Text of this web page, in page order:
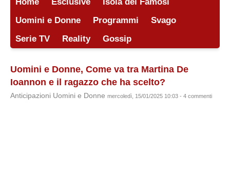
Uomini e Donne
Programmi
Svago
Serie TV
Reality Gossip
Uomini e Donne, Come va tra Martina De
Ioannon e il ragazzo che ha scelto?
Anticipazioni Uomini e Donne mercoledì, 15/01/2025 10:03 - 4 commenti